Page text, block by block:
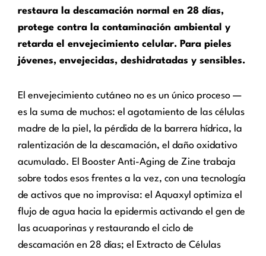
restaura la descamación normal en 28 días,
protege contra la contaminación ambiental y
retarda el envejecimiento celular. Para pieles
jóvenes, envejecidas, deshidratadas y sensibles.
El envejecimiento cutáneo no es un único proceso —
es la suma de muchos: el agotamiento de las células
madre de la piel, la pérdida de la barrera hídrica, la
ralentización de la descamación, el daño oxidativo
acumulado. El Booster Anti-Aging de Zine trabaja
sobre todos esos frentes a la vez, con una tecnología
de activos que no improvisa: el Aquaxyl optimiza el
flujo de agua hacia la epidermis activando el gen de
las acuaporinas y restaurando el ciclo de
descamación en 28 días; el Extracto de Células